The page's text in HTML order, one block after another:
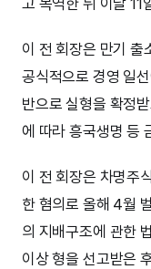
이 전 회장은 만기 출
공식적으로 경영 일
반으로 실형을 확정
에 따라 흥국생명 등
이 전 회장은 차명주
한 혐의로 올해 4월
의 지배구조에 관한
이상 형을 선고받은